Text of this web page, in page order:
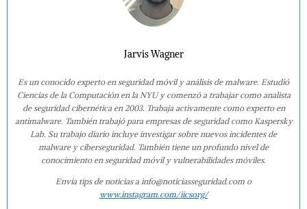
Jarvis Wagner
Es un conocido experto en seguridad móvil y análisis de malware. Estudió
Ciencias de la Computación en la NYU y comenzó a trabajar como analista
de seguridad cibernética en 2003. Trabaja activamente como experto en
antimalware. También trabajó para empresas de seguridad como Kaspersky
Lab. Su trabajo diario incluye investigar sobre nuevos incidentes de
malware y ciberseguridad. También tiene un profundo nivel de
conocimiento en seguridad móvil y vulnerabilidades móviles.
Envía tips de noticias a info@noticiasseguridad.com o
www.instagram.com/iicsorg/